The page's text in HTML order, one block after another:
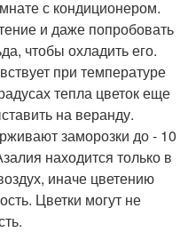
с кондиционером.
и даже попробовать
чтобы охладить его.
при температуре
тепла цветок еще
на веранду.
заморозки до - 10
находится только в
иначе цветению
Цветки могут не